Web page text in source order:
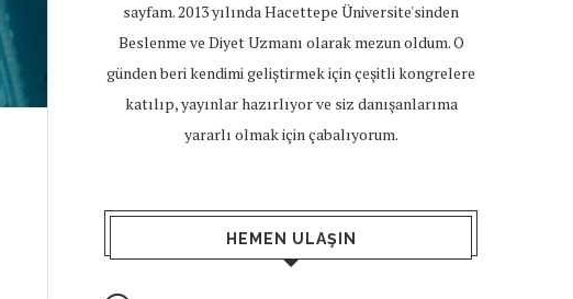
sayfam. 2013 yılında Hacettepe Üniversite'sinden
Beslenme ve Diyet Uzmanı olarak mezun oldum. O
günden beri kendimi geliştirmek için çeşitli kongrelere
katılıp, yayınlar hazırlıyor ve siz danışanlarıma
yararlı olmak için çabalıyorum.
HEMEN ULAŞIN